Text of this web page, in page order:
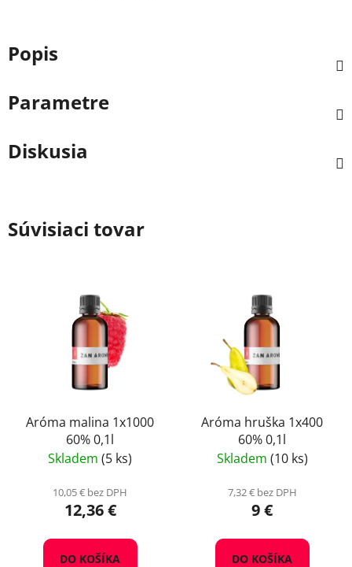
Popis
Parametre
Diskusia
Súvisiaci tovar
Aróma malina 1x1000
60% 0,1l
Skladem (5 ks)
10,05 € bez DPH
12,36 €
DO KOŠÍKA
Aróma hruška 1x400
60% 0,1l
Skladem (10 ks)
7,32 € bez DPH
9 €
DO KOŠÍKA